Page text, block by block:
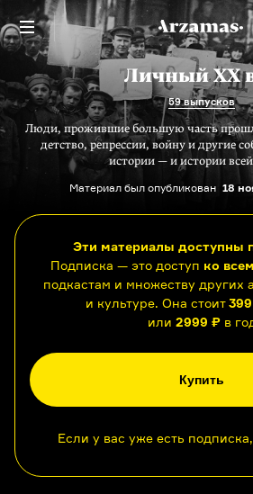
Личный XX
59 выпусков
Люди, прожившие большую часть
детство, репрессии, войну и другие
истории — и истории
Материал был опубликован 18
Эти материалы доступны
Подписка — это доступ ко всем
подкастам и множеству других
и культуре. Она стоит
или 2999 ₽в
Купить
Если у вас уже есть